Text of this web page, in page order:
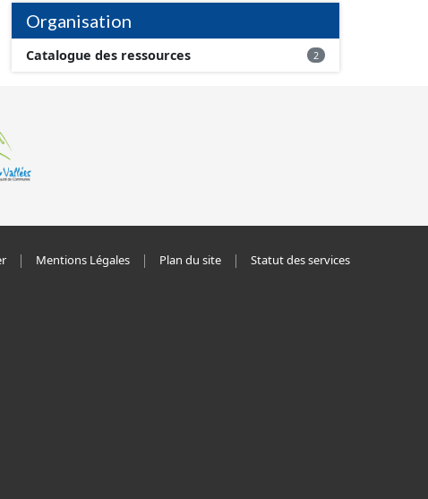
Organisation
Catalogue des ressources 2
Mentions Légales Plan du site Statut des services